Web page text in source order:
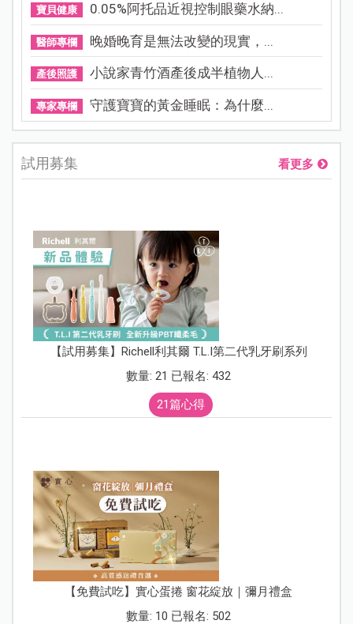
寶貝健康 0.05%阿托品近視控制眼藥水納...
醫師專欄 晚婚晚育是無法改變的現實，...
產後照護 小說家青竹酒產後成半植物人...
專家專欄 守護寶寶的黃金睡眠：為什麼...
試用募集 看更多
【試用募集】Richell利其爾 T.L.I第二代乳牙刷系列
數量: 21 已報名: 432
21篇心得
【免費試吃】實心蛋捲 窗花綻放｜彌月禮盒
數量: 10 已報名: 502